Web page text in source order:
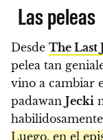
Las peleas
Desde The Last
pelea tan
vino a cambiar
padawan Jecki
Luego, en el